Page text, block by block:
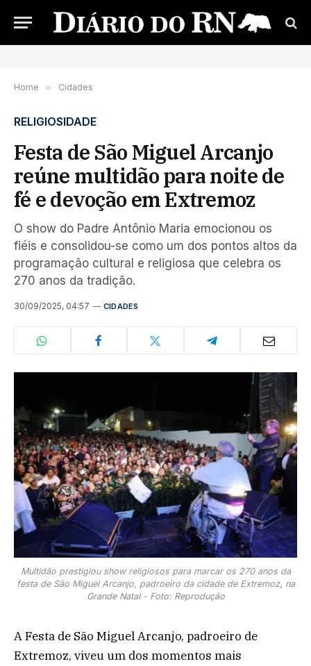
Home » Cidades
RELIGIOSIDADE
Festa de São Miguel Arcanjo
reúne multidão para noite de
fé e devoção em Extremoz
O show do Padre Antônio Maria emocionou os
fiéis e consolidou-se como um dos pontos altos da
programação cultural e religiosa que celebra os
270 anos da tradição.
30/09/2025, 04:57 CIDADES
Multidão prestigiou show religiosos para marcar os 270 anos da
festa de São Miguel Arcanjo, padroeiro da cidade de Extremoz, na
Grande Natal - Foto: Reprodução
A Festa de São Miguel Arcanjo, padroeiro de
Extremoz, viveu um dos momentos mais